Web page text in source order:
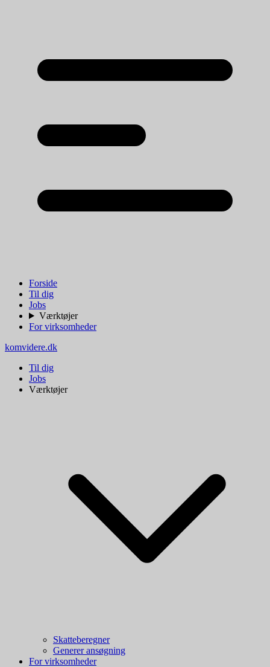
Forside
Til dig
Jobs
Værktøjer
For virksomheder
komvidere.dk
Til dig
Jobs
Værktøjer
Skatteberegner
Generer ansøgning
For virksomheder